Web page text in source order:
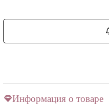
Информация о товаре